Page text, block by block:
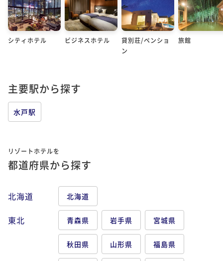
シティホテル ビジネスホテル
貸別荘/ペンショ
ン
旅館
主要駅から探す
水戸駅
リゾートホテルを
都道府県から探す
北海道 北海道
東北 青森県 岩手県 宮城県
秋田県 山形県 福島県